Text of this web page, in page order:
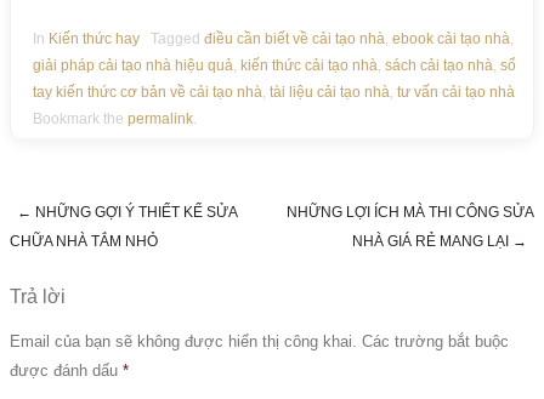
In Kiến thức hay Tagged điều cần biết về cải tạo nhà, ebook cải tạo nhà,
giải pháp cải tạo nhà hiệu quả, kiến thức cải tạo nhà, sách cải tạo nhà, sổ
tay kiến thức cơ bản về cải tạo nhà, tài liệu cải tạo nhà, tư vấn cải tạo nhà
Bookmark the permalink.
Post navigation
← NHỮNG GỢI Ý THIẾT KẾ SỬA
CHỮA NHÀ TẮM NHỎ
NHỮNG LỢI ÍCH MÀ THI CÔNG SỬA
NHÀ GIÁ RẺ MANG LẠI →
Trả lời
Email của bạn sẽ không được hiển thị công khai. Các trường bắt buộc
được đánh dấu *